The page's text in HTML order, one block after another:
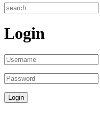
Login